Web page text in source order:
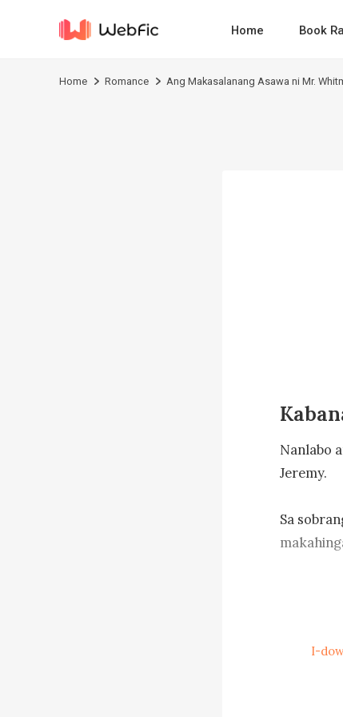
Home Book
Home Romance Ang Makasalanang Asawa ni Mr.
Nanlabo
Jeremy.
Sa
Nang
hininga,
I-